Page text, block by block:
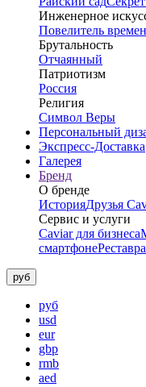
Инженерное
Повелитель
Брутальность
Отчаянный
Патриотизм
Россия
Религия
Символ Веры
Персональный
Экспресс-Доставка
Галерея
Бренд
О бренде
ИсторияДрузья
Сервис и услуги
Caviar для бизнеса
смартфоне
руб
руб
usd
eur
gbp
rmb
aed